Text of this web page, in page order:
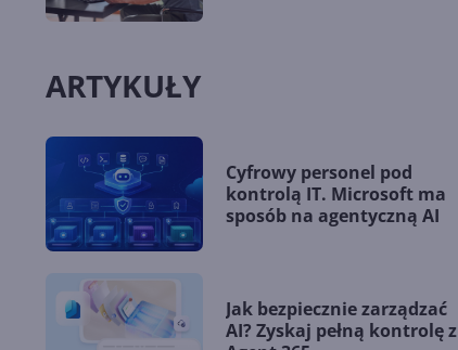
ARTYKUŁY
Cyfrowy personel pod
kontrolą IT. Microsoft ma
sposób na agentyczną AI
Jak bezpiecznie zarządzać
AI? Zyskaj pełną kontrolę z